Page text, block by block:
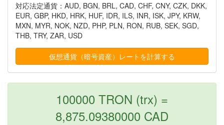
対応法定通貨：AUD, BGN, BRL, CAD, CHF, CNY, CZK, DKK,
EUR, GBP, HKD, HRK, HUF, IDR, ILS, INR, ISK, JPY, KRW,
MXN, MYR, NOK, NZD, PHP, PLN, RON, RUB, SEK, SGD,
THB, TRY, ZAR, USD
100000 TRON (trx) =
8,875.09380000 CAD